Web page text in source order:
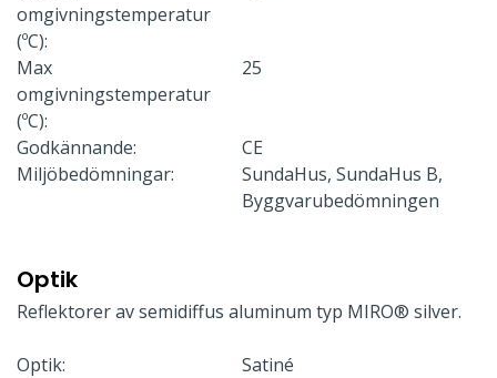
omgivningstemperatur
(ºC):
Max
omgivningstemperatur
(ºC):
25
Godkännande:
CE
Miljöbedömningar:
SundaHus, SundaHus B,
Byggvarubedömningen
Optik
Reflektorer av semidiffus aluminum typ MIRO® silver.
Optik: Satiné